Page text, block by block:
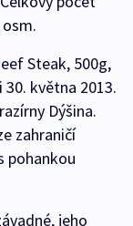
Steak, 500g,
května 2013.
Dýšina.
zahraničí
pohankou
jeho